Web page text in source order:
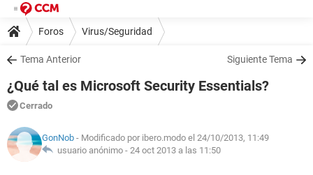
Foros Virus/Seguridad
Tema Anterior Siguiente Tema
¿Qué tal es Microsoft Security Essentials?
Cerrado
GonNob - Modificado por ibero.modo el 24/10/2013, 11:49
usuario anónimo - 24 oct 2013 a las 11:50